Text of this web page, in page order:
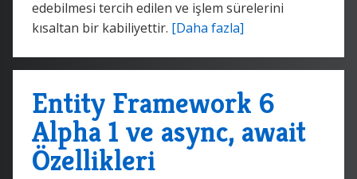
edebilmesi tercih edilen ve işlem sürelerini
kısaltan bir kabiliyettir. [Daha fazla]
Entity Framework 6
Alpha 1 ve async, await
Özellikleri